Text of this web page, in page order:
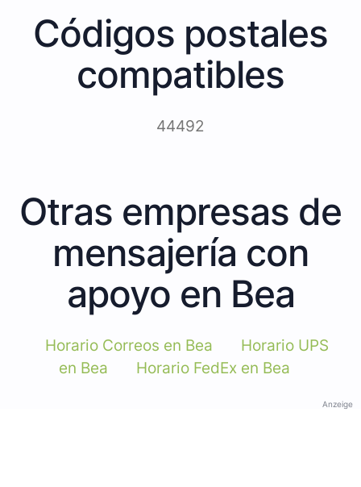
Códigos postales
compatibles
44492
Otras empresas de
mensajería con
apoyo en Bea
Horario Correos en Bea
Horario UPS
en Bea
Horario FedEx en Bea
Anzeige